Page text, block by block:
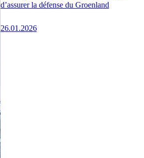
d’assurer la défense du Groenland
26.01.2026